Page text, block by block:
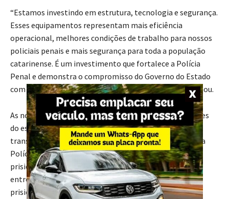
“Estamos investindo em estrutura, tecnologia e segurança.
Esses equipamentos representam mais eficiência
operacional, melhores condições de trabalho para nossos
policiais penais e mais segurança para toda a população
catarinense. É um investimento que fortalece a Polícia
Penal e demonstra o compromisso do Governo do Estado
com a excelência na gestão do sistema prisional”, afirmou.
As novas viaturas serão distribuídas para todas as regiões
do estado, garantindo mais eficiência nas escoltas,
transferências e demais atividades desempenhadas pela
Polícia Penal. A presença dos diretores das 54 unidades
prisionais catarinenses reforçou o caráter histórico da
entrega e simbolizou a integração de todo o sistema
prisional em torno do objetivo comum de fortalecer a